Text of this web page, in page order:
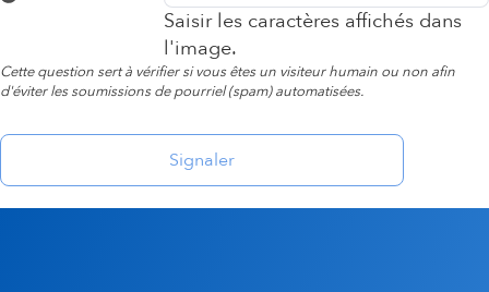
Saisir les caractères affichés dans
l'image.
Cette question sert à vérifier si vous êtes un visiteur humain ou non afin
d'éviter les soumissions de pourriel (spam) automatisées.